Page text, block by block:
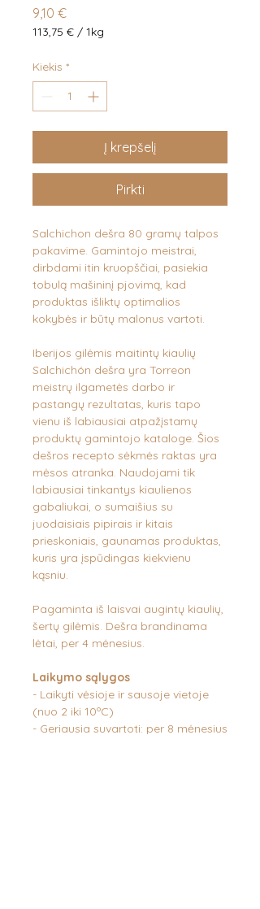
9,10 €Price
113,75 € / 1kg
už
Kilogram
Kiekis *
Į krepšelį
Pirkti
Salchichon dešra 80 gramų talpos
pakavime. Gamintojo meistrai,
dirbdami itin kruopščiai, pasiekia
tobulą mašininį pjovimą, kad
produktas išliktų optimalios
kokybės ir būtų malonus vartoti.
Iberijos gilėmis maitintų kiaulių
Salchichón dešra yra Torreon
meistrų ilgametės darbo ir
pastangų rezultatas, kuris tapo
vienu iš labiausiai atpažįstamų
produktų gamintojo kataloge. Šios
dešros recepto sėkmės raktas yra
mėsos atranka. Naudojami tik
labiausiai tinkantys kiaulienos
gabaliukai, o sumaišius su
juodaisiais pipirais ir kitais
prieskoniais, gaunamas produktas,
kuris yra įspūdingas kiekvienu
kąsniu.
Pagaminta iš laisvai augintų kiaulių,
šertų gilėmis. Dešra brandinama
lėtai, per 4 mėnesius.
Laikymo sąlygos
- Laikyti vėsioje ir sausoje vietoje
(nuo 2 iki 10ºC)
- Geriausia suvartoti: per 8 mėnesius